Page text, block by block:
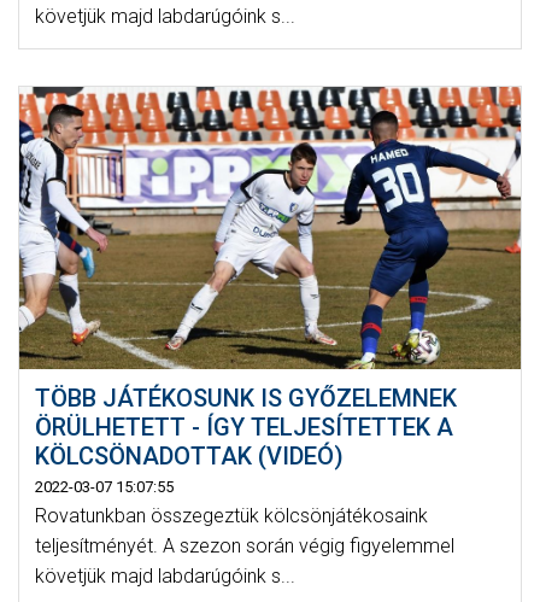
követjük majd labdarúgóink s...
TÖBB JÁTÉKOSUNK IS GYŐZELEMNEK
ÖRÜLHETETT - ÍGY TELJESÍTETTEK A
KÖLCSÖNADOTTAK (VIDEÓ)
2022-03-07 15:07:55
Rovatunkban összegeztük kölcsönjátékosaink
teljesítményét. A szezon során végig figyelemmel
követjük majd labdarúgóink s...